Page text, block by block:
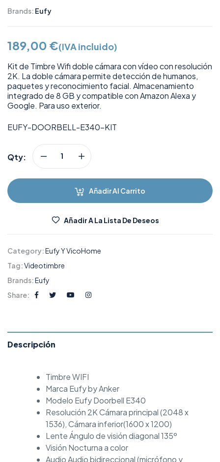
Brands: Eufy
189,00 €(IVA incluido)
Kit de Timbre Wifi doble cámara con vídeo con resolución
2K. La doble cámara permite detección de humanos,
paquetes y reconocimiento facial. Almacenamiento
integrado de 8 GB y compatible con Amazon Alexa y
Google. Para uso exterior.
EUFY-DOORBELL-E340-KIT
Qty:
Añadir Al Carrito
Añadir A La Lista De Deseos
Category:Eufy Y VicoHome
Tag:Videotimbre
Brands:Eufy
Share:
Descripción
Timbre WIFI
Marca Eufy by Anker
Modelo Eufy Doorbell E340
Resolución 2K Cámara principal (2048 x
1536), Cámara inferior(1600 x 1200)
Lente Ángulo de visión diagonal 135º
Visión Nocturna a color
Audio Audio bidireccional (micrófono y